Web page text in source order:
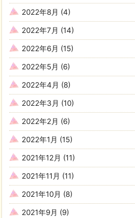
2022年8月 (4)
2022年7月 (14)
2022年6月 (15)
2022年5月 (6)
2022年4月 (8)
2022年3月 (10)
2022年2月 (6)
2022年1月 (15)
2021年12月 (11)
2021年11月 (11)
2021年10月 (8)
2021年9月 (9)